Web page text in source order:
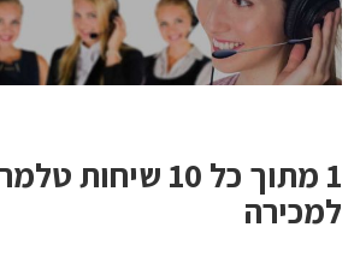
1 מתוך כל 10
למכירה